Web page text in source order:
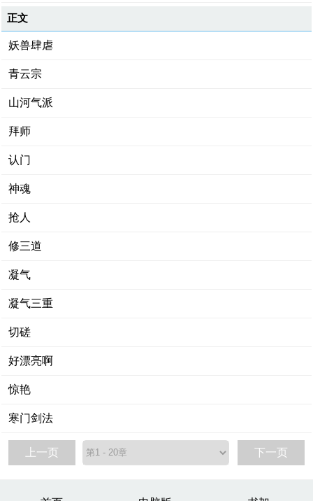
正文
妖兽肆虐
青云宗
山河气派
拜师
认门
神魂
抢人
修三道
凝气
凝气三重
切磋
好漂亮啊
惊艳
寒门剑法
上一页 下一页